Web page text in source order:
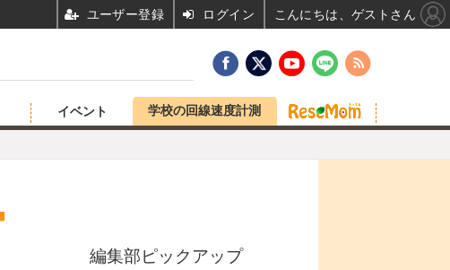
イベント 学校の回線速度計測
編集部ピックアップ
ユーザー登録 ログイン こんにちは、ゲストさん